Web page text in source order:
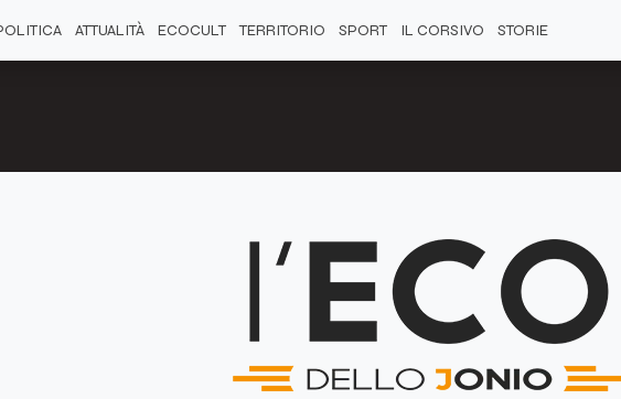
ATTUALITÀ ECOCULT TERRITORIO SPORT IL CORSIVO STORIE